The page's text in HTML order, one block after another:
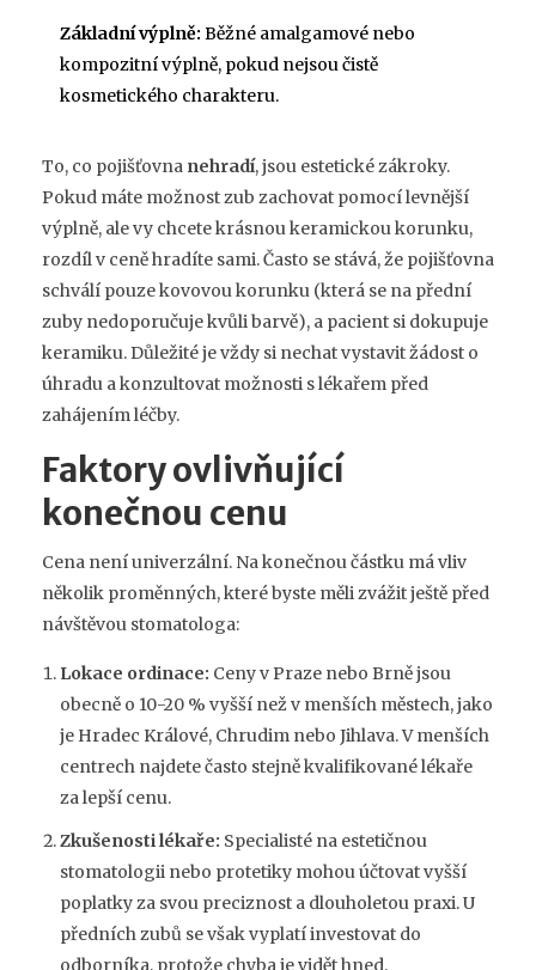
Základní výplně: Běžné amalgamové nebo
kompozitní výplně, pokud nejsou čistě
kosmetického charakteru.
To, co pojišťovna nehradí, jsou estetické zákroky.
Pokud máte možnost zub zachovat pomocí levnější
výplně, ale vy chcete krásnou keramickou korunku,
rozdíl v ceně hradíte sami. Často se stává, že pojišťovna
schválí pouze kovovou korunku (která se na přední
zuby nedoporučuje kvůli barvě), a pacient si dokupuje
keramiku. Důležité je vždy si nechat vystavit žádost o
úhradu a konzultovat možnosti s lékařem před
zahájením léčby.
Faktory ovlivňující
konečnou cenu
Cena není univerzální. Na konečnou částku má vliv
několik proměnných, které byste měli zvážit ještě před
návštěvou stomatologa:
Lokace ordinace: Ceny v Praze nebo Brně jsou
obecně o 10-20 % vyšší než v menších městech, jako
je Hradec Králové, Chrudim nebo Jihlava. V menších
centrech najdete často stejně kvalifikované lékaře
za lepší cenu.
Zkušenosti lékaře: Specialisté na estetičnou
stomatologii nebo protetiky mohou účtovat vyšší
poplatky za svou preciznost a dlouholetou praxi. U
předních zubů se však vyplatí investovat do
odborníka, protože chyba je vidět hned.